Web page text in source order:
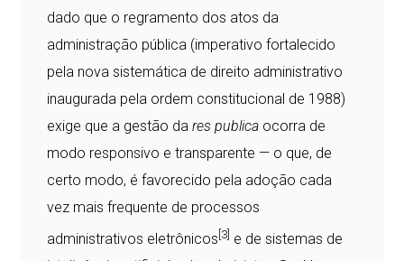
dado que o regramento dos atos da
administração pública (imperativo fortalecido
pela nova sistemática de direito administrativo
inaugurada pela ordem constitucional de 1988)
exige que a gestão dares publica ocorra de
modo responsivo e transparente — o que, de
certo modo, é favorecido pela adoção cada
vez mais frequente de processos
administrativos eletrônicos [3] e de sistemas de